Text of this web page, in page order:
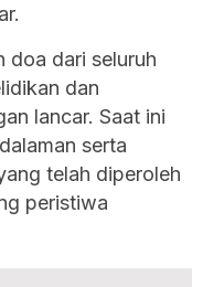
doa dari seluruh
dan
lancar. Saat ini
serta
telah diperoleh
peristiwa